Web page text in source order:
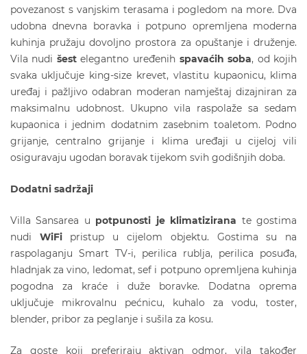
povezanost s vanjskim terasama i pogledom na more. Dva
udobna dnevna boravka i potpuno opremljena moderna
kuhinja pružaju dovoljno prostora za opuštanje i druženje.
Vila nudi šestelegantno uređenih spavaćih soba, od kojih
svaka uključuje king-size krevet, vlastitu kupaonicu, klima
uređaj i pažljivo odabran moderan namještaj dizajniran za
maksimalnu udobnost. Ukupno vila raspolaže sa sedam
kupaonica i jednim dodatnim zasebnim toaletom. Podno
grijanje, centralno grijanje i klima uređaji u cijeloj vili
osiguravaju ugodan boravak tijekom svih godišnjih doba.
Dodatni sadržaji
Villa Sansarea u potpunosti je klimatizirana te gostima
nudi WiFi pristup u cijelom objektu. Gostima su na
raspolaganju Smart TV-i, perilica rublja, perilica posuđa,
hladnjak za vino, ledomat, sef i potpuno opremljena kuhinja
pogodna za kraće i duže boravke. Dodatna oprema
uključuje mikrovalnu pećnicu, kuhalo za vodu, toster,
blender, pribor za peglanje i sušila za kosu.
Za goste koji preferiraju aktivan odmor, vila također